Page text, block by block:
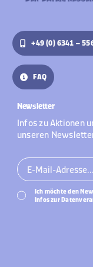
+49 (0) 6341 –
FAQ
Newsletter
Infos zu Aktionen
unseren
Ich möchte den
Infos zur